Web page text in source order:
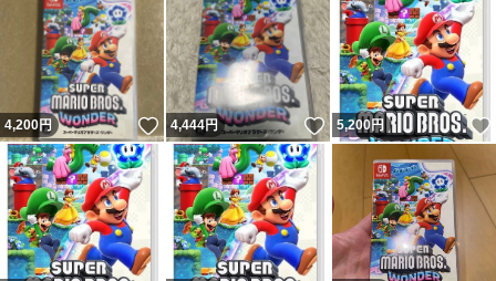
4,200円 いいね！
4,444円 いいね！
5,200 円